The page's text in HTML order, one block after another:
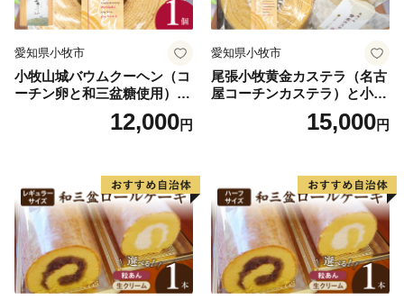
愛知県小牧市
小牧山城バウムクーヘン（コ
ーチン卵と和三盆糖使用）
名古屋コーチン バームクー
ヘン 和三盆 小牧銘菓 バウム
12,000円
愛知県小牧市
尾張小牧黄金カステラ（名古
屋コーチンカステラ）と小牧
山城バウムクーヘン（コーチ
ン卵と和三盆糖使用）のセッ
三盆 小牧銘菓 バウムクーヘ
ン 常温 愛知県 小牧市 アンプ
チベアやぐま
15,000円